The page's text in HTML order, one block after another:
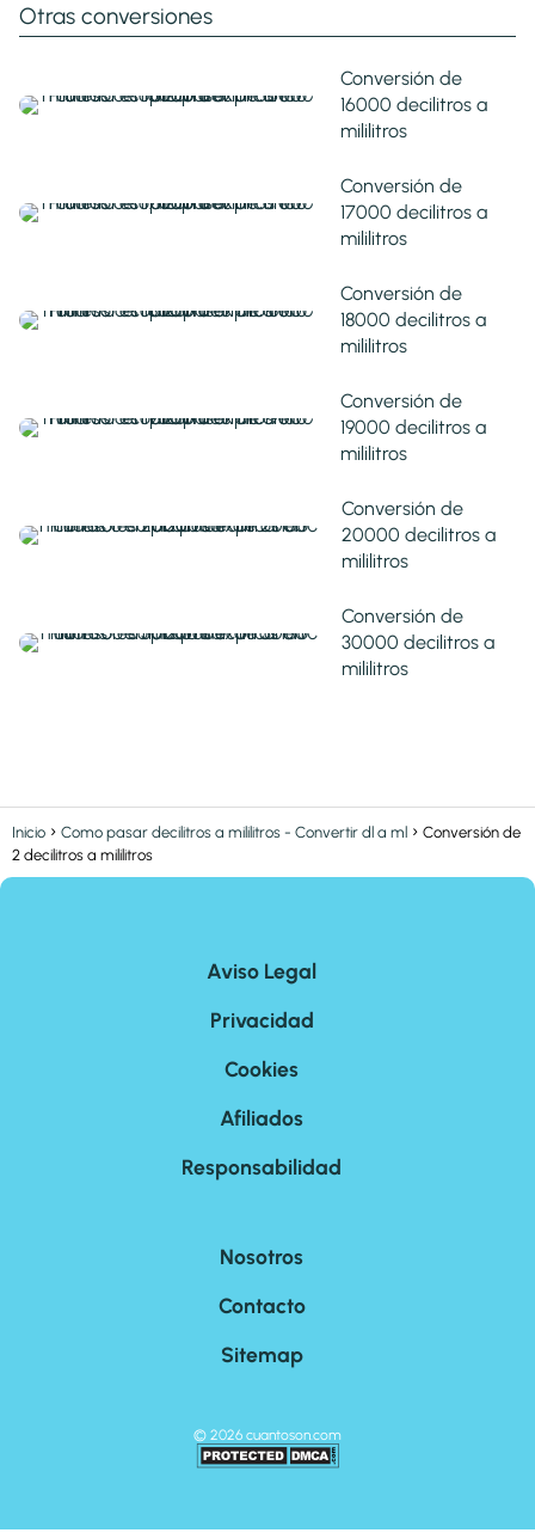
Otras conversiones
Conversión de
16000 decilitros a
mililitros
Conversión de
17000 decilitros a
mililitros
Conversión de
18000 decilitros a
mililitros
Conversión de
19000 decilitros a
mililitros
Conversión de
20000 decilitros a
mililitros
Conversión de
30000 decilitros a
mililitros
Inicio Como pasar decilitros a mililitros - Convertir dl a ml
Conversión de
2 decilitros a mililitros
Aviso Legal
Privacidad
Cookies
Afiliados
Responsabilidad
Nosotros
Contacto
Sitemap
© 2026 cuantoson.com